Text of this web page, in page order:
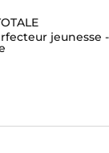
jeunesse